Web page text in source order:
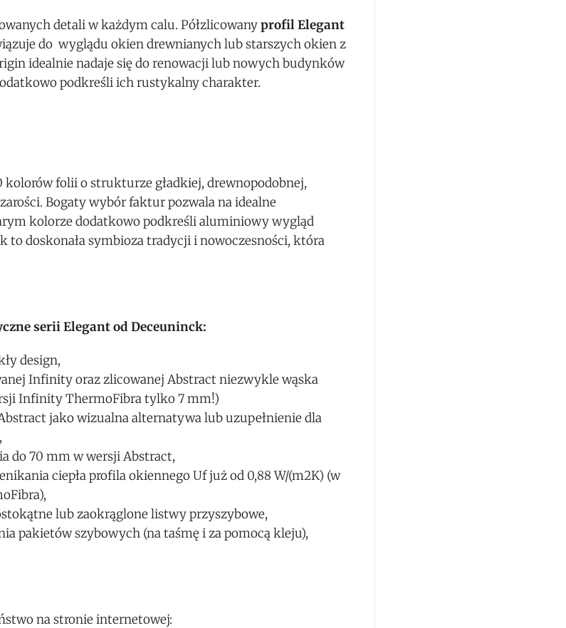
detali w każdym calu. Półzlicowanyprofil Elegant
do wyglądu okien drewnianych lub starszych okien z
idealnie nadaje się do renowacji lub nowych budynków
podkreśli ich rustykalny charakter.
folii o strukturze gładkiej, drewnopodobnej,
Bogaty wybór faktur pozwala na idealne
kolorze dodatkowo podkreśli aluminiowy wygląd
doskonała symbioza tradycji i nowoczesności, która
serii Elegant od Deceuninck:
design,
Infinity oraz zlicowanej Abstract niezwykle wąska
Infinity ThermoFibra tylko 7 mm!)
jako wizualna alternatywa lub uzupełnienie dla
do 70 mm w wersji Abstract,
ciepła profila okiennego Uf już od 0,88 W/(m2K) (w
lub zaokrąglone listwy przyszybowe,
pakietów szybowych (na taśmę i za pomocą kleju),
na stronie internetowej: